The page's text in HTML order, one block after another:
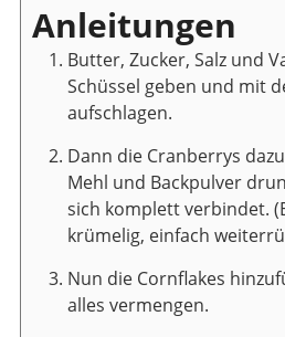
Anleitungen
Butter, Zucker, Salz und
Schüssel geben und mit
aufschlagen.
Dann die Cranberrys
Mehl und Backpulver
sich komplett verbindet.
krümelig, einfach
Nun die Cornflakes
alles vermengen.